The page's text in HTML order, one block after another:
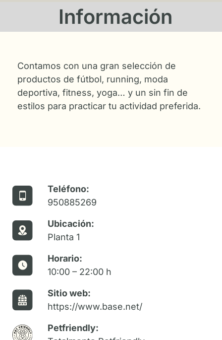
Información
Contamos con una gran selección de
productos de fútbol, running, moda
deportiva, fitness, yoga… y un sin fin de
estilos para practicar tu actividad preferida.
Teléfono:
950885269
Ubicación:
Planta 1
Horario:
10:00 – 22:00 h
Sitio web:
https://www.base.net/
Petfriendly: